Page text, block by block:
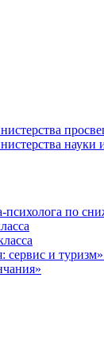
науки
психолога по
сервис и туризм»